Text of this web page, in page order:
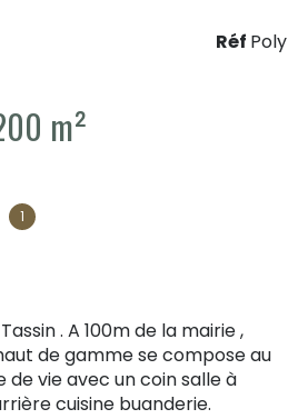
Maison 5 pièce(s) 4 chambre(s) 200 m²
1
Réf Poly
. A 100m de la mairie ,
de gamme se compose au
vie avec un coin salle à
cuisine buanderie.